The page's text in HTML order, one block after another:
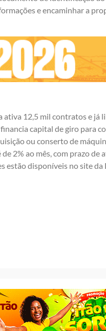
e encaminhar a
12,5 mil contratos e já
capital de giro para
ou conserto de
2% ao mês, com prazo de
estão disponíveis no site da